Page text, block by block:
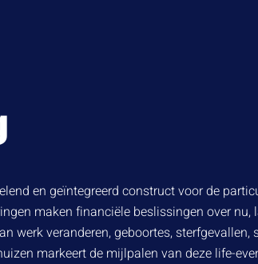
en geïntegreerd construct voor de
maken financiële beslissingen over
werk veranderen, geboortes,
markeert de mijlpalen van deze life-